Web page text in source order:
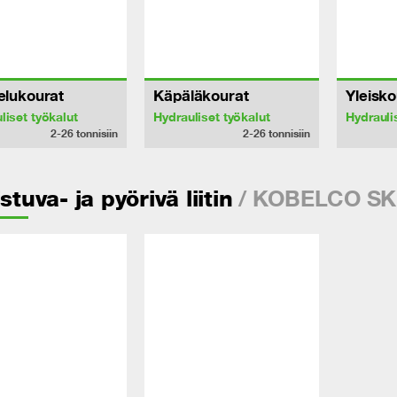
työkalut
2-26tonnisiin
Käpäläkourat
Hydrauliset työkalut
2-26tonnisiin
ja pyörivä liitin / KOBELCO